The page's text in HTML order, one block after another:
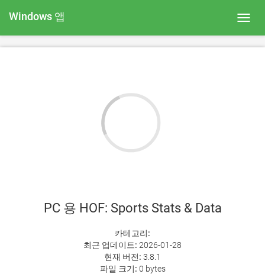
Windows 앱
PC 용 HOF: Sports Stats & Data
카테고리:
최근 업데이트: 2026-01-28
현재 버전: 3.8.1
파일 크기: 0 bytes